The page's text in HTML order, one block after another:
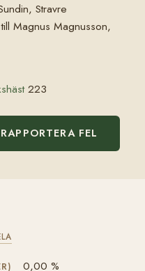
Stravre
Magnus Magnusson,
223
RAPPORTERA FEL
0,00 %